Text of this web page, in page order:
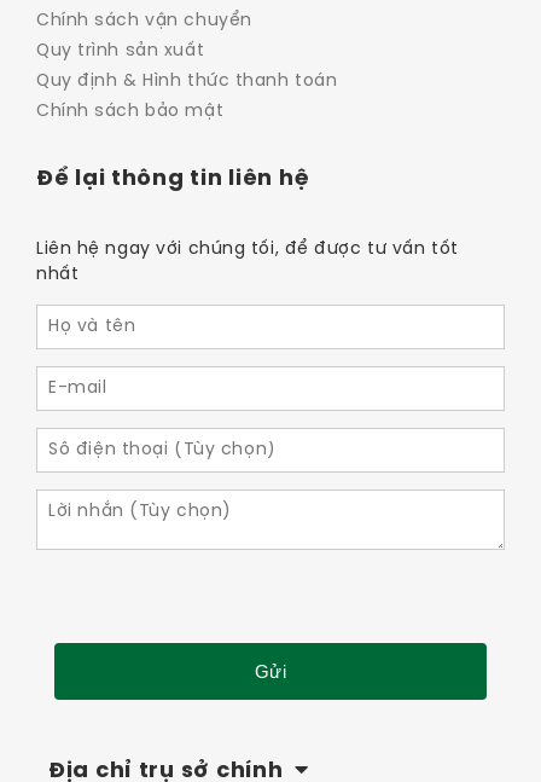
Chính sách vận chuyển
Quy trình sản xuất
Quy định & Hình thức thanh toán
Chính sách bảo mật
Để lại thông tin liên hệ
Liên hệ ngay với chúng tối, để được tư vấn tốt
nhất
Địa chỉ trụ sở chính